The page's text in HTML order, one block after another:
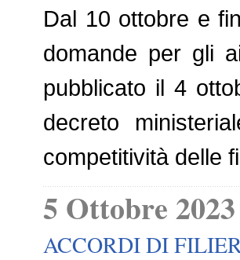
Dal 10 ottobre e
domande per gli
pubblicato il 4
decreto
competitività delle
5 Ottobre 2023
ACCORDI DI